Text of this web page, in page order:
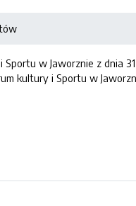
w Jaworznie z dnia
kultury i Sportu w